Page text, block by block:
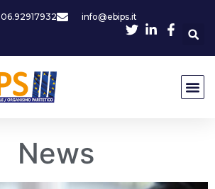
06.92917932 info@ebips.it
News